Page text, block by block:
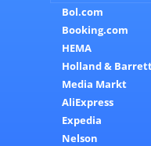
Bol.com
Booking.com
HEMA
Holland &
Media Markt
AliExpress
Expedia
Nelson